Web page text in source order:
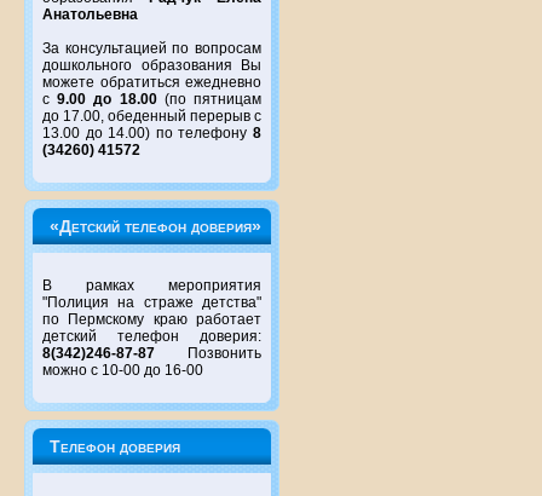
Анатольевна
За консультацией по вопросам
дошкольного образования Вы
можете обратиться ежедневно
с9.00 до 18.00(по пятницам
до 17.00, обеденный перерыв с
13.00 до 14.00) по телефону 8
(34260) 41572
«Детский телефон доверия»
В рамках мероприятия
"Полиция на страже детства"
по Пермскому краю работает
детский телефон доверия:
8(342)246-87-87 Позвонить
можно с 10-00 до 16-00
Телефон доверия